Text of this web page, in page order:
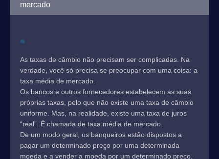
mercado
As taxas de câmbio não precisam ser complicadas. Na
verdade, você só precisa se preocupar com uma coisa: a
taxa média de mercado.
Os bancos e outros fornecedores estabelecem as suas
próprias taxas, pelo que não existe uma taxa de câmbio
uniforme. Mas, na realidade, existe uma taxa de juros
“real”. É chamada de taxa média de mercado.
De um modo geral, os banqueiros estão dispostos a
pagar um determinado preço por uma determinada
moeda e a vender a moeda por um determinado preço.